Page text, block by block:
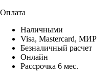
Оплата
Наличными
Visa, Mastercard, МИР
Безналичный расчет
Онлайн
Рассрочка 6 мес.